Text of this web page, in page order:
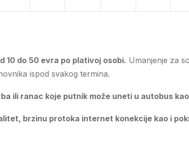
10 do 50 evra po plativoj osobi. Umanjenje za
ispod svakog termina.
ili ranac koje putnik može uneti u autobus
brzinu protoka internet konekcije kao i